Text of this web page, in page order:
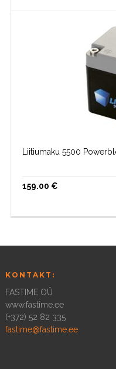
Liitiumaku 5500
159.00 €
KONTAKT:
FASTIME OÜ
www.fastime.ee
(+372) 52 82 335
fastime@fastime.ee